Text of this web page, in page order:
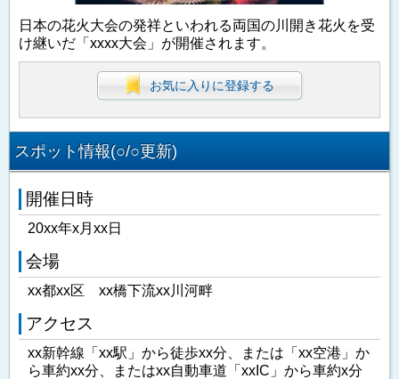
日本の花火大会の発祥といわれる両国の川開き花火を受
け継いだ「xxxx大会」が開催されます。
お気に入りに登録する
スポット情報(○/○更新)
開催日時
20xx年x月xx日
会場
xx都xx区 xx橋下流xx川河畔
アクセス
xx新幹線「xx駅」から徒歩xx分、または「xx空港」か
ら車約xx分、またはxx自動車道「xxIC」から車約x分